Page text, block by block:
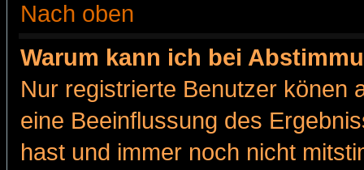
Nach oben
Warum kann ich bei
Nur registrierte Benutzer könen
eine Beeinflussung des
hast und immer noch nicht